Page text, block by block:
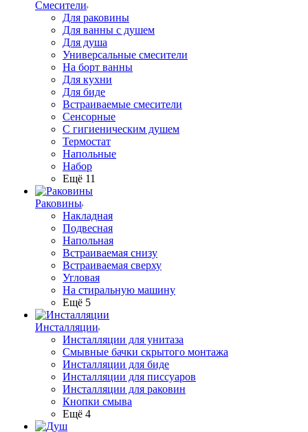
Смесители
Для раковины
Для ванны с душем
Для душа
Универсальные смесители
На борт ванны
Для кухни
Для биде
Встраиваемые смесители
Сенсорные
С гигиеническим душем
Термостат
Напольные
Набор
Ещё 11
Раковины
Накладная
Подвесная
Напольная
Встраиваемая снизу
Встраиваемая сверху
Угловая
На стиральную машину
Ещё 5
Инсталляции
Инсталляции для унитаза
Смывные бачки скрытого монтажа
Инсталляции для биде
Инсталляции для писсуаров
Инсталляции для раковин
Кнопки смыва
Ещё 4